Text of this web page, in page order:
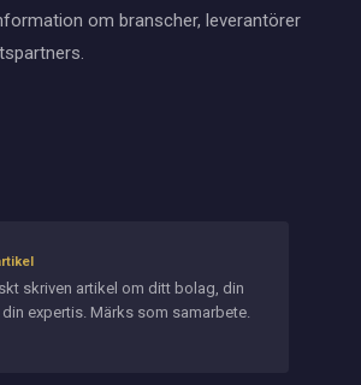
om branscher, leverantörer
skriven artikel om ditt bolag, din
expertis. Märks som samarbete.